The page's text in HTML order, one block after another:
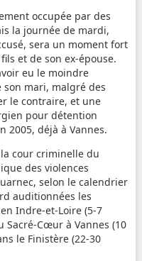
occupée par des
la journée de mardi,
sera un moment fort
et de son ex-épouse.
eu le moindre
mari, malgré des
le contraire, et une
pour détention
2005, déjà à Vannes.
cour criminelle du
des violences
selon le calendrier
auditionnées les
Indre-et-Loire (5-7
Sacré-Cœur à Vannes (10
le Finistère (22-30